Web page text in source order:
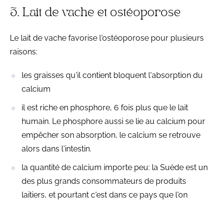
5. Lait de vache et ostéoporose
Le lait de vache favorise l'ostéoporose pour plusieurs
raisons:
les graisses qu'il contient bloquent l'absorption du
calcium
il est riche en phosphore, 6 fois plus que le lait
humain. Le phosphore aussi se lie au calcium pour
empêcher son absorption, le calcium se retrouve
alors dans l'intestin.
la quantité de calcium importe peu: la Suède est un
des plus grands consommateurs de produits
laitiers, et pourtant c'est dans ce pays que l'on